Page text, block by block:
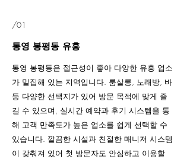
/01
통영 봉평동 유흥
통영 봉평동은 접근성이 좋아 다양한 유흥 업소
가 밀집해 있는 지역입니다. 룸살롱, 노래방, 바
등 다양한 선택지가 있어 방문 목적에 맞게 즐
길 수 있으며, 실시간 예약과 후기 시스템을 통
해 고객 만족도가 높은 업소를 쉽게 선택할 수
있습니다. 깔끔한 시설과 친절한 매니저 시스템
이 갖춰져 있어 첫 방문자도 안심하고 이용할